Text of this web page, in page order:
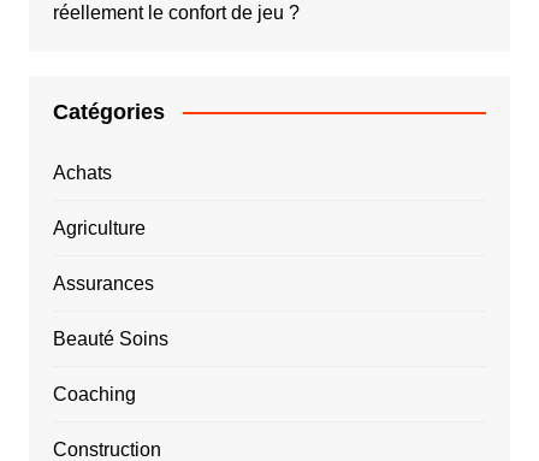
réellement le confort de jeu ?
Catégories
Achats
Agriculture
Assurances
Beauté Soins
Coaching
Construction